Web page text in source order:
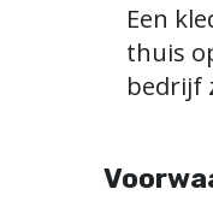
Een
thuis
bedrijf